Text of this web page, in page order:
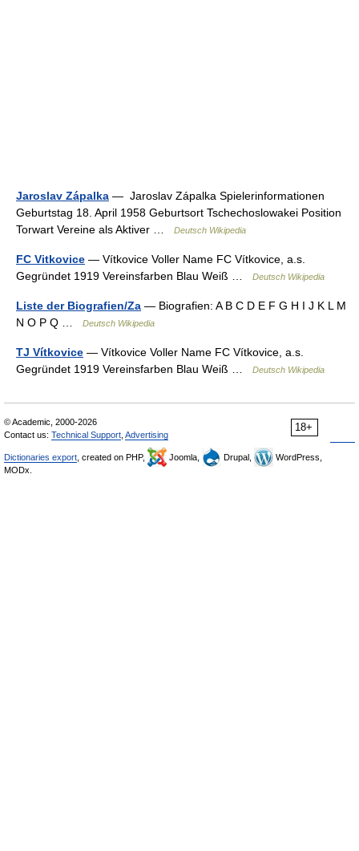
Jaroslav Zápalka — Jaroslav Zápalka Spielerinformationen
Geburtstag 18. April 1958 Geburtsort Tschechoslowakei Position
Torwart Vereine als Aktiver …
Deutsch Wikipedia
FC Vitkovice — Vítkovice Voller Name FC Vítkovice, a.s.
Gegründet 1919 Vereinsfarben Blau Weiß …
Deutsch Wikipedia
Liste der Biografien/Za — Biografien: A B C D E F G H I J K L M
N O P Q …
Deutsch Wikipedia
TJ Vítkovice — Vítkovice Voller Name FC Vítkovice, a.s.
Gegründet 1919 Vereinsfarben Blau Weiß …
Deutsch Wikipedia
18+
© Academic, 2000-2026
Contact us: Technical Support Advertising
Dictionaries export , created on PHP, Joomla, Drupal,
WordPress,
MODx.